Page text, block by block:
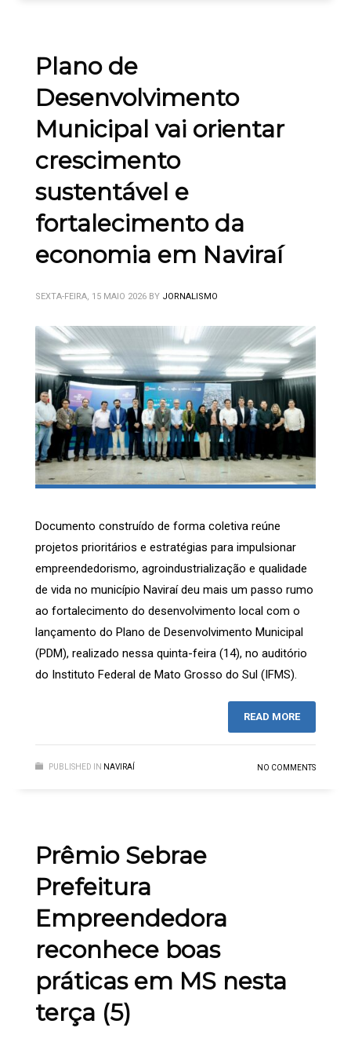
Plano de
Desenvolvimento
Municipal vai orientar
crescimento
sustentável e
fortalecimento da
economia em Naviraí
SEXTA-FEIRA, 15 MAIO 2026 BY JORNALISMO
Documento construído de forma coletiva reúne
projetos prioritários e estratégias para impulsionar
empreendedorismo, agroindustrialização e qualidade
de vida no município Naviraí deu mais um passo rumo
ao fortalecimento do desenvolvimento local com o
lançamento do Plano de Desenvolvimento Municipal
(PDM), realizado nessa quinta-feira (14), no auditório
do Instituto Federal de Mato Grosso do Sul (IFMS).
READ MORE
PUBLISHED IN NAVIRAÍ NO COMMENTS
Prêmio Sebrae
Prefeitura
Empreendedora
reconhece boas
práticas em MS nesta
terça (5)